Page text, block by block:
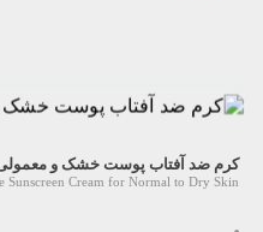
کرم ضد آفتاب پوست خشک و
Cream for Normal to Dry Skin